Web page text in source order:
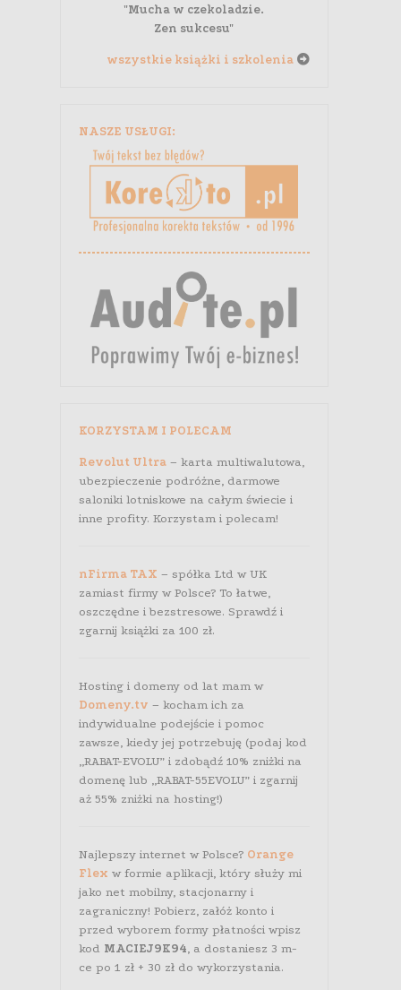
"Mucha w czekoladzie.
Zen sukcesu"
wszystkie książki i szkolenia
NASZE USŁUGI:
KORZYSTAM I POLECAM
Revolut Ultra– karta multiwalutowa,
ubezpieczenie podróżne, darmowe
saloniki lotniskowe na całym świecie i
inne profity. Korzystam i polecam!
nFirma TAX – spółka Ltd w UK
zamiast firmy w Polsce? To łatwe,
oszczędne i bezstresowe. Sprawdź i
zgarnij książki za 100 zł.
Hosting i domeny od lat mam w
Domeny.tv – kocham ich za
indywidualne podejście i pomoc
zawsze, kiedy jej potrzebuję (podaj kod
„RABAT-EVOLU” i zdobądź 10% zniżki na
domenę lub „RABAT-55EVOLU” i zgarnij
aż 55% zniżki na hosting!)
Najlepszy internet w Polsce? Orange
Flex w formie aplikacji, który służy mi
jako net mobilny, stacjonarny i
zagraniczny! Pobierz, załóż konto i
przed wyborem formy płatności wpisz
kod MACIEJ9K94 , a dostaniesz 3 m-
ce po 1 zł + 30 zł do wykorzystania.